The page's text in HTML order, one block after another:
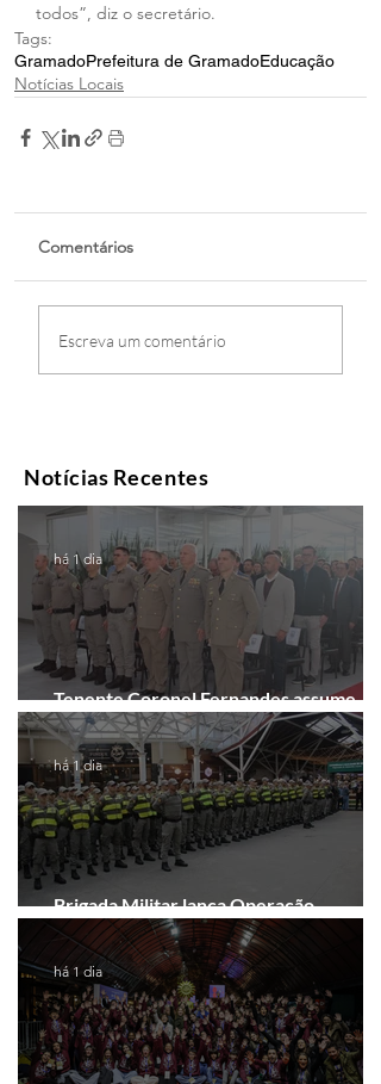
todos”, diz o secretário.
Tags:
GramadoPrefeitura de GramadoEducação
Notícias Locais
Comentários
Escreva um comentário
Notícias Recentes
Tenente Coronel Fernandes assume
comando do 41º BPM em Gramado
há 1 dia
Brigada Militar lança Operação
Convergência na Região das Hortênsias
há 1 dia
há 1 dia